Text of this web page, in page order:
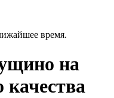
время.
на
качества